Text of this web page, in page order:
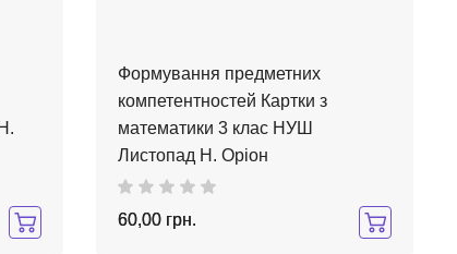
Формування предметних
компетентностей Картки з
математики 3 клас НУШ
Листопад Н. Оріон
60,00 грн.